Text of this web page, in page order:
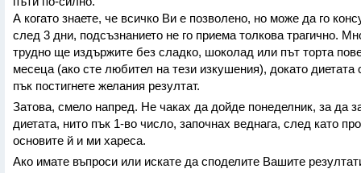
А когато знаете, че всичко Ви е позволено, но може да го
след 3 дни, подсъзнанието не го приема толкова трагично.
трудно ще издържите без сладко, шоколад или път торта
месеца (ако сте любител на тези изкушения), докато
пък постигнете желания резултат.
Затова, смело напред. Не чаках да дойде понеделник, за да
диетата, нито пък 1-во число, започнах веднага, след като
основите й и ми хареса.
Ако имате въпроси или искате да споделите Вашите